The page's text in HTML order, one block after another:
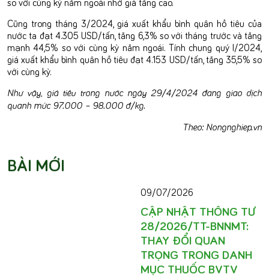
Cũng trong tháng 3/2024, giá xuất khẩu bình quân hồ tiêu của
nước ta đạt 4.305 USD/tấn, tăng 6,3% so với tháng trước và tăng
mạnh 44,5% so với cùng kỳ năm ngoái. Tính chung quý I/2024,
giá xuất khẩu bình quân hồ tiêu đạt 4.153 USD/tấn, tăng 35,5% so
với cùng kỳ.
Như vậy, giá tiêu trong nước ngày 29/4/2024 đang giao dịch
quanh mức 97.000 – 98.000 đ/kg.
Theo: Nongnghiep.vn
BÀI MỚI
09/07/2026
CẬP NHẬT THÔNG TƯ
28/2026/TT-BNNMT:
THAY ĐỔI QUAN
TRỌNG TRONG DANH
MỤC THUỐC BVTV